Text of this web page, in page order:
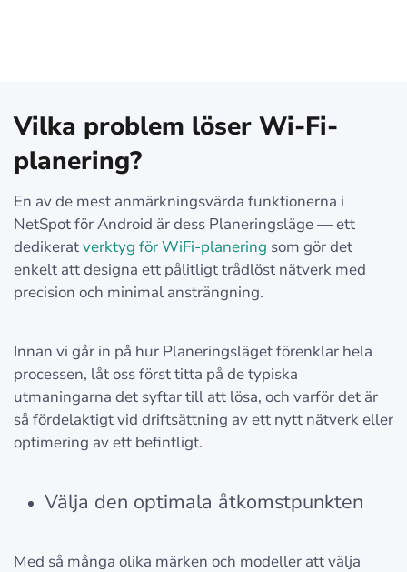
Vilka problem löser Wi-Fi-
planering?
En av de mest anmärkningsvärda funktionerna i
NetSpot för Android är dess Planeringsläge — ett
dedikeratverktyg för WiFi-planering som gör det
enkelt att designa ett pålitligt trådlöst nätverk med
precision och minimal ansträngning.
Innan vi går in på hur Planeringsläget förenklar hela
processen, låt oss först titta på de typiska
utmaningarna det syftar till att lösa, och varför det är
så fördelaktigt vid driftsättning av ett nytt nätverk eller
optimering av ett befintligt.
Välja den optimala åtkomstpunkten
Med så många olika märken och modeller att välja